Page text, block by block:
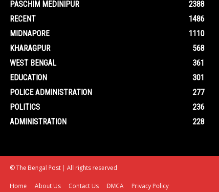
PASCHIM MEDINIPUR
2388
RECENT
1486
MIDNAPORE
1110
KHARAGPUR
568
WEST BENGAL
361
EDUCATION
301
POLICE ADMINISTRATION
277
POLITICS
236
ADMINISTRATION
228
© The Bengal Post | All rights reserved
Home About Us Contact Us DMCA Privacy Policy